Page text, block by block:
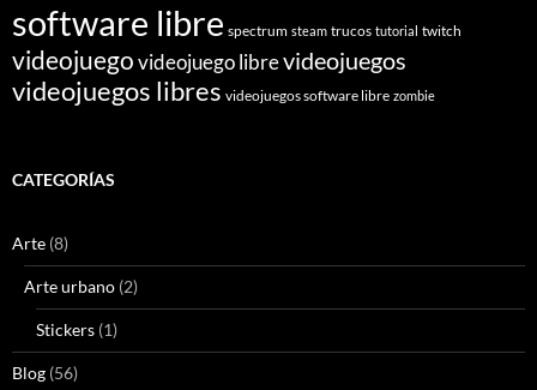
software libre spectrum steam trucos tutorial twitch
videojuegovideojuego librevideojuegos
videojuegos libres videojuegos software libre zombie
CATEGORÍAS
Arte (8)
Arte urbano (2)
Stickers (1)
Blog (56)